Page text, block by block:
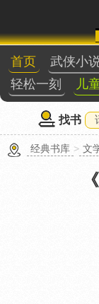
首页 武侠小
轻松一刻
儿
找书
经典书库 > 文